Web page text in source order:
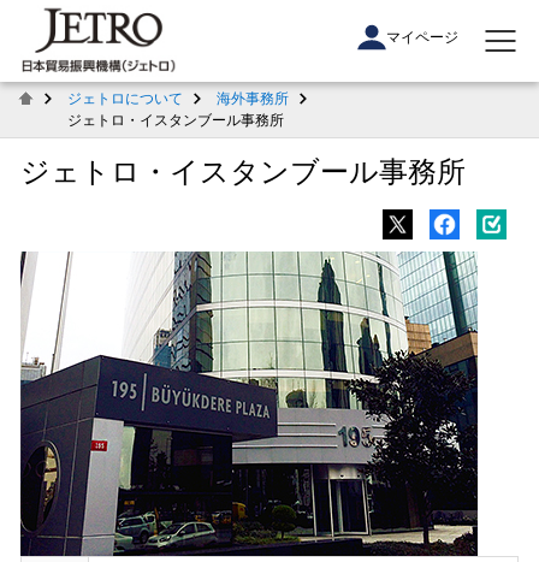
マイページ
ジェトロについて
海外事務所
ジェトロ・イスタンブール事務所
ジェトロ・イスタンブール事務所